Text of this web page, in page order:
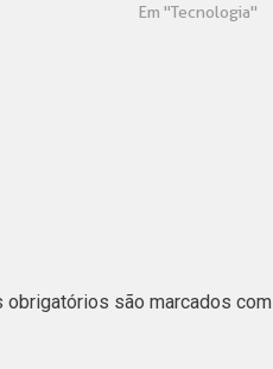
Em "Tecnologia"
obrigatórios são marcados com